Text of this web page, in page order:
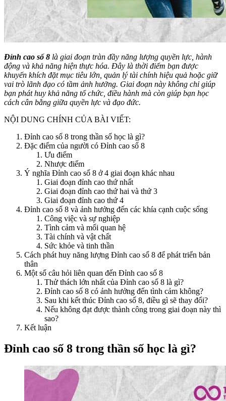
Đỉnh cao số 8 là giai đoạn tràn đầy năng lượng quyền lực, hành
động và khả năng hiện thực hóa. Đây là thời điểm bạn được
khuyến khích đặt mục tiêu lớn, quản lý tài chính hiệu quả hoặc giữ
vai trò lãnh đạo có tầm ảnh hưởng. Giai đoạn này không chỉ giúp
bạn phát huy khả năng tổ chức, điều hành mà còn giúp bạn học
cách cân bằng giữa quyền lực và đạo đức.
NỘI DUNG CHÍNH CỦA BÀI VIẾT:
Đỉnh cao số 8 trong thần số học là gì?
Đặc điểm của người có Đỉnh cao số 8
Ưu điểm
Nhược điểm
Ý nghĩa Đỉnh cao số 8 ở 4 giai đoạn khác nhau
Giai đoạn đỉnh cao thứ nhất
Giai đoạn đỉnh cao thứ hai và thứ 3
Giai đoạn đỉnh cao thứ 4
Đỉnh cao số 8 và ảnh hưởng đến các khía cạnh cuộc sống
Công việc và sự nghiệp
Tình cảm và mối quan hệ
Tài chính và vật chất
Sức khỏe và tinh thần
Cách phát huy năng lượng Đỉnh cao số 8 để phát triển bản
thân
Một số câu hỏi liên quan đến Đỉnh cao số 8
Thử thách lớn nhất của Đỉnh cao số 8 là gì?
Đỉnh cao số 8 có ảnh hưởng đến tình cảm không?
Sau khi kết thúc Đỉnh cao số 8, điều gì sẽ thay đổi?
Nếu không đạt được thành công trong giai đoạn này thì
sao?
Kết luận
Đỉnh cao số 8 trong thần số học là gì?